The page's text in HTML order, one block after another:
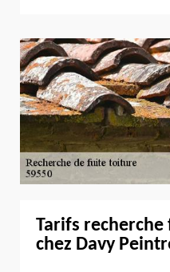
Tarifs
chez Davy